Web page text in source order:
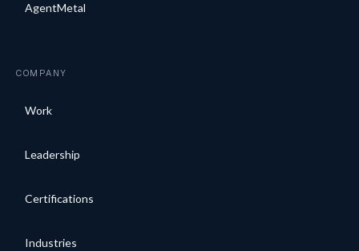
AgentMetal
COMPANY
Work
Leadership
Certifications
Industries